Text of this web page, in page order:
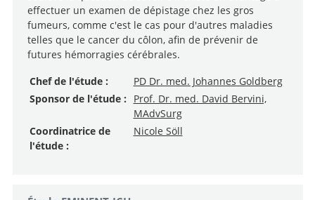
effectuer un examen de dépistage chez les gros
fumeurs, comme c'est le cas pour d'autres maladies
telles que le cancer du côlon, afin de prévenir de
futures hémorragies cérébrales.
Chef de l'étude :
PD Dr. med. Johannes Goldberg
Sponsor de l'étude :
Prof. Dr. med. David Bervini,
MAdvSurg
Coordinatrice de
l'étude :
Nicole Söll